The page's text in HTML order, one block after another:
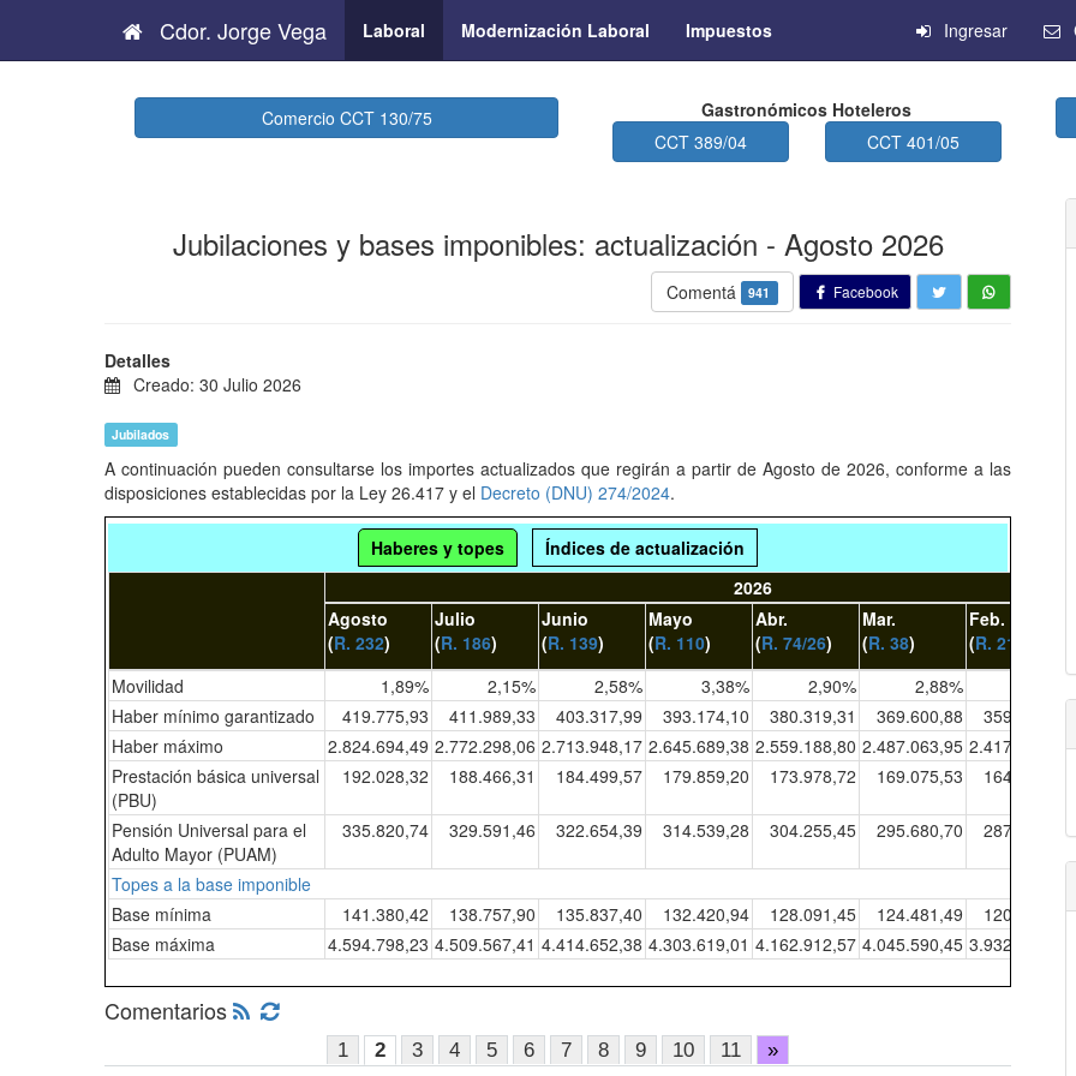
Cdor. Jorge Vega Laboral Modernización Laboral Impuestos Ingresar
Comercio CCT 130/75
Gastronómicos Hoteleros
CCT 389/04
CCT 401/05
Jubilaciones y bases imponibles: actualización - Agosto 2026
Comentá 941 Facebook
Detalles
Creado: 30 Julio 2026
Jubilados
A continuación pueden consultarse los importes actualizados que regirán a partir de Agosto de 2026, conforme a las
disposiciones establecidas por la Ley 26.417 y el Decreto (DNU) 274/2024.
Haberes y topes
Índices de actualización
2026
Agosto
(R. 232)
Julio
(R. 186)
Junio
(R. 139)
Mayo
(R. 110)
Abr.
(R. 74/26)
Mar.
(R. 38)
Feb.
(R. 21
Movilidad
1,89% 2,15% 2,58% 3,38% 2,90% 2,88%
Haber mínimo garantizado
419.775,93 411.989,33 403.317,99 393.174,10 380.319,31 369.600,88 359.254,35
Haber máximo
2.824.694,49 2.772.298,06 2.713.948,17 2.645.689,38 2.559.188,80 2.487.063,95 2.417.441,63
Prestación básica universal
(PBU)
192.028,32 188.466,31 184.499,57 179.859,20 173.978,72 169.075,53 164.342,47
Pensión Universal para el
Adulto Mayor (PUAM)
335.820,74 329.591,46 322.654,39 314.539,28 304.255,45 295.680,70 287.403,48
Topes a la base imponible
Base mínima
141.380,42 138.757,90 135.837,40 132.420,94 128.091,45 124.481,49 120.996,78
Base máxima
4.594.798,23 4.509.567,41 4.414.652,38 4.303.619,01 4.162.912,57 4.045.590,45 3.932.339,08
Comentarios
1 2 3 4 5 6 7 8 9 10 11 »